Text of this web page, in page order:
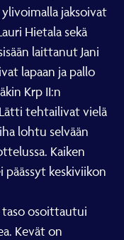
jaksoivat
Hietala sekä
laittanut Jani
lapaan ja pallo
Krp II:n
tehtailivat vielä
lohtu selvään
Kaiken
päässyt keskiviikon
osoittautui
Kevät on